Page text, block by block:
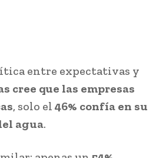
entre expectativas y
cree que las empresas
, solo el 46% confía en su
agua.